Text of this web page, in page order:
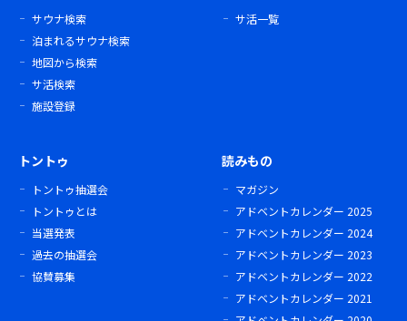
サウナ検索
泊まれるサウナ検索
地図から検索
サ活検索
施設登録
サ活一覧
トントゥ
トントゥ抽選会
トントゥとは
当選発表
過去の抽選会
協賛募集
読みもの
マガジン
アドベントカレンダー 2025
アドベントカレンダー 2024
アドベントカレンダー 2023
アドベントカレンダー 2022
アドベントカレンダー 2021